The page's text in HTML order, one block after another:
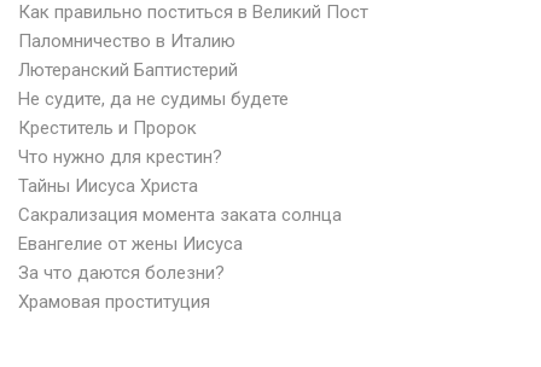
Как правильно поститься в Великий Пост
Паломничество в Италию
Лютеранский Баптистерий
Не судите, да не судимы будете
Креститель и Пророк
Что нужно для крестин?
Тайны Иисуса Христа
Сакрализация момента заката солнца
Евангелие от жены Иисуса
За что даются болезни?
Храмовая проституция